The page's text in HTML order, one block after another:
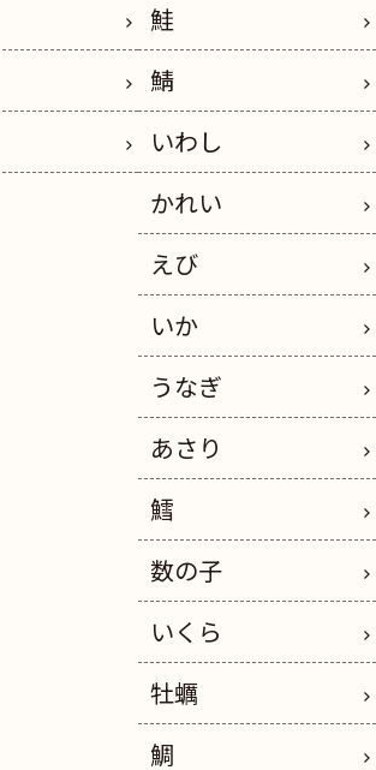
鮭
鯖
いわし
かれい
えび
いか
うなぎ
あさり
鱈
数の子
いくら
牡蠣
鯛